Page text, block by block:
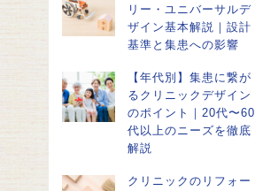
リー・ユニバーサルデ
ザイン基本解説｜設計
基準と集患への影響
【年代別】集患に繋が
るクリニックデザイン
のポイント｜20代〜60
代以上のニーズを徹底
解説
クリニックのリフォー